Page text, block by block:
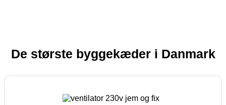
De største byggekæder i Danmark